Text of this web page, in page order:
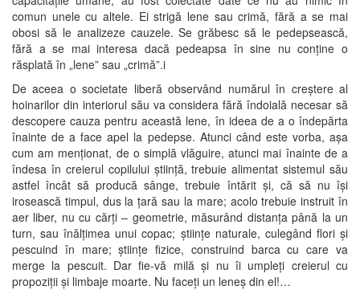
comun unele cu altele. Ei strigă lene sau crimă, fără a se mai
obosi să le analizeze cauzele. Se grăbesc să le pedepsească,
fără a se mai interesa dacă pedeapsa în sine nu conține o
răsplată în „lene” sau „crimă”.i
De aceea o societate liberă observând numărul în creștere al
hoinarilor din interiorul său va considera fără îndoială necesar să
descopere cauza pentru această lene, în ideea de a o îndepărta
înainte de a face apel la pedepse. Atunci când este vorba, așa
cum am menționat, de o simplă vlăguire, atunci mai înainte de a
îndesa în creierul copilului știință, trebuie alimentat sistemul său
astfel încât să producă sânge, trebuie întărit și, că să nu își
irosească timpul, dus la țară sau la mare; acolo trebuie instruit în
aer liber, nu cu cărți – geometrie, măsurând distanța până la un
turn, sau înălțimea unui copac; științe naturale, culegând flori și
pescuind în mare; științe fizice, construind barca cu care va
merge la pescuit. Dar fie-vă milă și nu îi umpleți creierul cu
propoziții și limbaje moarte. Nu faceți un leneș din el!…